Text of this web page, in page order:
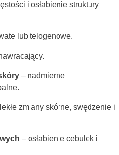
i osłabienie struktury
lub telogenowe.
– nadmierne
zmiany skórne, swędzenie i
– osłabienie cebulek i